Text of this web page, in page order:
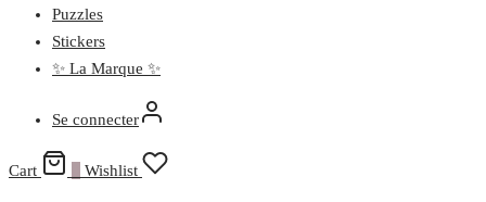
Puzzles
Stickers
✨ La Marque ✨
Se connecter
Cart Wishlist